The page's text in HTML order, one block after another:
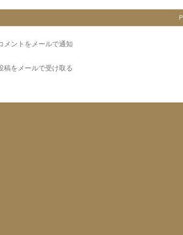
メントをメールで通知
稿をメールで受け取る